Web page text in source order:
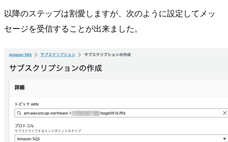
以降のステップは割愛しますが、次のように設定してメッ
セージを受信することが出来ました。